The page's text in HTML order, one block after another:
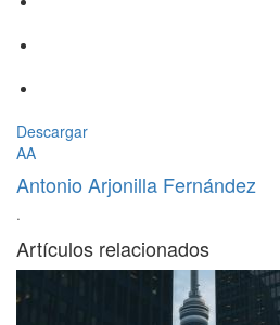
Descargar
AA
Antonio Arjonilla Fernández
·
Artículos relacionados